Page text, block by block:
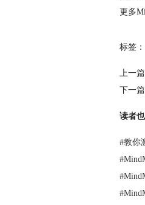
更多
标签：
上一
下一
读者
#教你
#
#
#